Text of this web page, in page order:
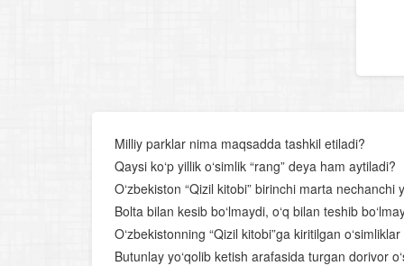
Milliy parklar nima maqsadda tashkil etiladi?
Qaysi ko‘p yillik o‘simlik “rang” deya ham aytiladi?
O‘zbekiston “Qizil kitobi” birinchi marta
Bolta bilan kesib bo‘lmaydi, o‘q bilan teshib
O‘zbekistonning “Qizil kitobi”ga kiritilgan
Butunlay yo‘qolib ketish arafasida turgan dorivor